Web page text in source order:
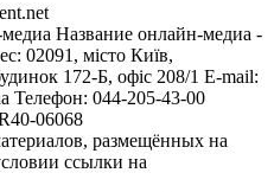
Название онлайн-медиа -
02091, місто Київ,
172-Б, офіс 208/1 E-mail:
Телефон: 044-205-43-00
06068
размещённых на
ссылки на